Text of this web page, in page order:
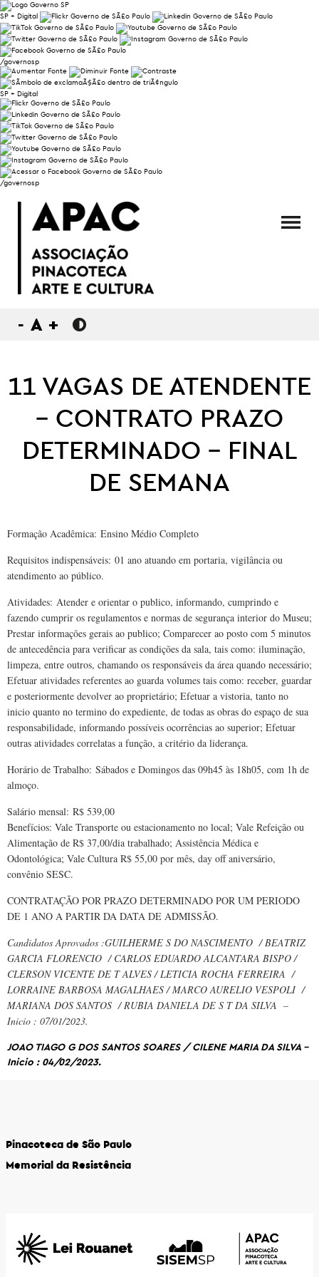
SP + Digital
/governosp
SP + Digital
/governosp
- A +
11 VAGAS DE ATENDENTE
– CONTRATO PRAZO
DETERMINADO – FINAL
DE SEMANA
Formação Acadêmica: Ensino Médio Completo
Requisitos indispensáveis: 01 ano atuando em portaria, vigilância ou
atendimento ao público.
Atividades: Atender e orientar o publico, informando, cumprindo e
fazendo cumprir os regulamentos e normas de segurança interior do Museu;
Prestar informações gerais ao publico; Comparecer ao posto com 5 minutos
de antecedência para verificar as condições da sala, tais como: iluminação,
limpeza, entre outros, chamando os responsáveis da área quando necessário;
Efetuar atividades referentes ao guarda volumes tais como: receber, guardar
e posteriormente devolver ao proprietário; Efetuar a vistoria, tanto no
inicio quanto no termino do expediente, de todas as obras do espaço de sua
responsabilidade, informando possíveis ocorrências ao superior; Efetuar
outras atividades correlatas a função, a critério da liderança.
Horário de Trabalho: Sábados e Domingos das 09h45 às 18h05, com 1h de
almoço.
Salário mensal: R$ 539,00
Benefícios: Vale Transporte ou estacionamento no local; Vale Refeição ou
Alimentação de R$ 37,00/dia trabalhado; Assistência Médica e
Odontológica; Vale Cultura R$ 55,00 por mês, day off aniversário,
convênio SESC.
CONTRATAÇÃO POR PRAZO DETERMINADO POR UM PERIODO
DE 1 ANO A PARTIR DA DATA DE ADMISSÃO.
Candidatos Aprovados :GUILHERME S DO NASCIMENTO / BEATRIZ
GARCIA FLORENCIO / CARLOS EDUARDO ALCANTARA BISPO /
CLERSON VICENTE DE T ALVES / LETICIA ROCHA FERREIRA /
LORRAINE BARBOSA MAGALHAES / MARCO AURELIO VESPOLI /
MARIANA DOS SANTOS / RUBIA DANIELA DE S T DA SILVA –
Inicio : 07/01/2023.
JOAO TIAGO G DOS SANTOS SOARES / CILENE MARIA DA SILVA –
Inicio : 04/02/2023.
Pinacoteca de São Paulo
Memorial da Resistência